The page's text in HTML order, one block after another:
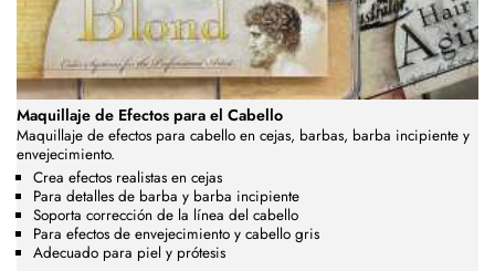
Maquillaje de Efectos para el Cabello
Maquillaje de efectos para cabello en cejas, barbas, barba incipiente y
envejecimiento.
Crea efectos realistas en cejas
Para detalles de barba y barba incipiente
Soporta corrección de la línea del cabello
Para efectos de envejecimiento y cabello gris
Adecuado para piel y prótesis